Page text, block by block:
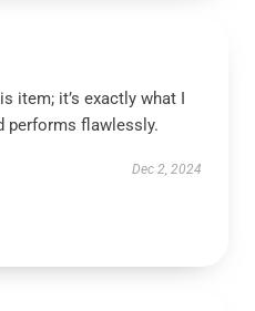
item; it’s exactly what I
performs flawlessly.
Dec 2, 2024